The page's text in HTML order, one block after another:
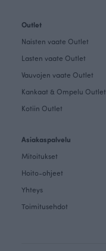
Outlet
Naisten vaate Outlet
Lasten vaate Outlet
Vauvojen vaate Outlet
Kankaat & Ompelu Outlet
Kotiin Outlet
Asiakaspalvelu
Mitoitukset
Hoito-ohjeet
Yhteys
Toimitusehdot